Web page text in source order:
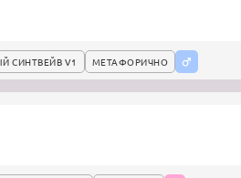
СИНТВЕЙВ V1 МЕТАФОРИЧНО